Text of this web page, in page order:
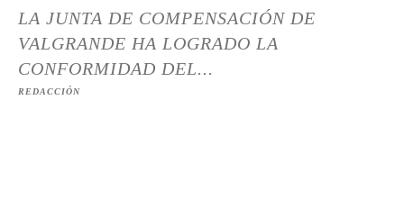
LA JUNTA DE COMPENSACIÓN DE
VALGRANDE HA LOGRADO LA
CONFORMIDAD DEL...
REDACCIÓN